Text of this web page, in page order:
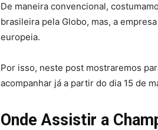
De maneira convencional,
brasileira pela Globo, mas, a
europeia.
Por isso, neste post mostraremos
acompanhar já a partir do dia 15 de
Onde Assistir a